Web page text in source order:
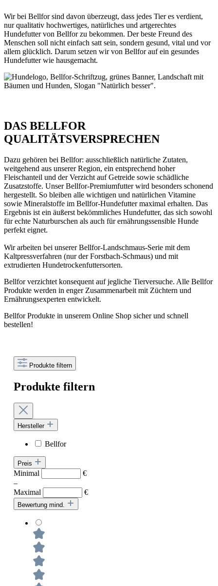
Wir bei Bellfor sind davon überzeugt, dass jedes Tier es verdient,
nur qualitativ hochwertiges, natürliches und artgerechtes
Hundefutter von Bellfor zu bekommen. Der beste Freund des
Menschen soll nicht einfach satt sein, sondern gesund, vital und vor
allem glücklich. Darum setzen wir von Bellfor auf ein gesundes
Hundefutter wie hausgemacht.
DAS BELLFOR
QUALITÄTSVERSPRECHEN
Dazu gehören bei Bellfor: ausschließlich natürliche Zutaten,
weitgehend aus unserer Region, ein entsprechend hoher
Fleischanteil und der Verzicht auf Getreide sowie schädliche
Zusatzstoffe. Unser Bellfor-Premiumfutter wird besonders schonend
hergestellt. So bleiben alle wichtigen und natürlichen Vitamine
sowie Mineralstoffe im Bellfor-Hundefutter maximal erhalten. Das
Ergebnis ist ein äußerst bekömmliches Hundefutter, das sich sowohl
für echte Naturburschen als auch für ernährungssensible Hunde
perfekt eignet.
Wir arbeiten bei unserer Bellfor-Landschmaus-Serie mit dem
Kaltpressverfahren (nur der Forstbach-Schmaus) und mit
extrudierten Hundetrockenfuttersorten.
Bellfor verzichtet konsequent auf jegliche Tierversuche. Alle Bellfor
Produkte werden in enger Zusammenarbeit mit Züchtern und
Ernährungsexperten entwickelt.
Bellfor Produkte in unserem Online Shop sicher und schnell
bestellen!
Produkte filtern
Produkte filtern
Hersteller
Bellfor
Preis
Minimal
€
–
Maximal
€
Bewertung mind.